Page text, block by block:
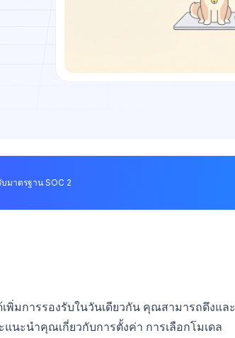
บมาตรฐาน SOC 2
เพิ่มการรองรับในวันเดียวกัน คุณสามารถดึงและ
นะนำคุณเกี่ยวกับการตั้งค่า การเลือกโมเดล